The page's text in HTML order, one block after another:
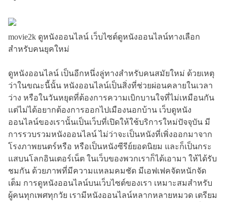
movie2k ดูหนังออนไลน์ เว็บไซต์ดูหนังออนไลน์ทางเลือก
สำหรับคนยุคใหม่
ดูหนังออนไลน์ เป็นอีกหนึ่งลู่ทางสำหรับคนสมัยใหม่ ด้วยเหตุ
ว่าในขณะนี้นั้น หนังออนไลน์เป็นสิ่งที่ช่วยผ่อนคลายในเวลา
ว่าง หรือในวันหยุดที่ต้องการความเบิกบานใจที่ไม่เหมือนกัน
แต่ไม่ได้อยากต้องการออกไปเมืองนอกบ้าน เว็บดูหนัง
ออนไลน์ของเรานั้นเป็นเว็บที่เปิดให้ใช้บริการใหม่ปัจจุบัน มี
การรวบรวมหนังออนไลน์ ไม่ว่าจะเป็นหนังที่เพิ่งออกมาจาก
โรงภาพยนตร์หรือ หรือเป็นหนังซีรีย์ยอดนิยม และก็เป็นกระ
แสบนโลกอินเตอร์เน็ต ในเว็บของพวกเราก็ได้เอามา ให้ได้รับ
ชมกัน ด้วยภาพที่มีความแหลมคมชัด มีเอฟเฟคจัดหนักจัด
เต็ม การดูหนังออนไลน์บนเว็บไซต์ของเรา เหมาะสมสำหรับ
ผู้คนทุกเพศทุกวัย เรามีหนังออนไลน์หลากหลายหมวด เตรียม